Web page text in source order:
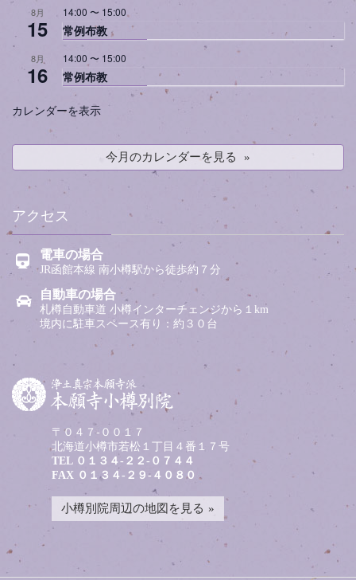
8月
15
14:00 〜 15:00
常例布教
8月
16
14:00 〜 15:00
常例布教
カレンダーを表示
今月のカレンダーを見る
アクセス
電車の場合
JR函館本線 南小樽駅から徒歩約７分
自動車の場合
札樽自動車道 小樽インターチェンジから１km
境内に駐車スペース有り：約３０台
〒０４７-００１７
北海道小樽市若松１丁目４番１７号
TEL ０１３４-２２-０７４４
FAX ０１３４-２９-４０８０
小樽別院周辺の地図を見る